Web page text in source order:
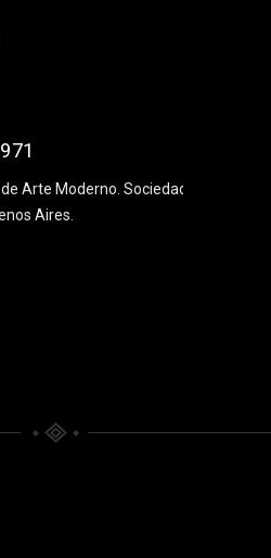
Arte Moderno. Sociedad
Aires.